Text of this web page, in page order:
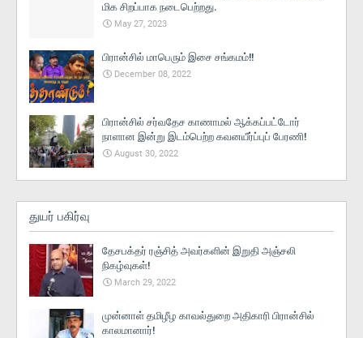
மிக சிறப்பாக நடைபெற்றது.
May 27, 2023
பிரான்சில் மாபெரும் இசை சங்கமம்!!
December 08, 2022
பிரான்சில் சர்வதேச காணாமல் ஆக்கப்பட்டோர்
நாளான இன்று இடம்பெற்ற கவனயீர்ப்புப் பேரணி!
August 30, 2022
துயர் பகிர்வு
தேசபக்தர் ரஞ்சித் அவர்களின் இறுதி அஞ்சலி
நிகழ்வுகள்!
March 29, 2022
முன்னாள் தமிழீழ காவல்துறை அதிகாரி பிரான்சில்
காலமானார்!